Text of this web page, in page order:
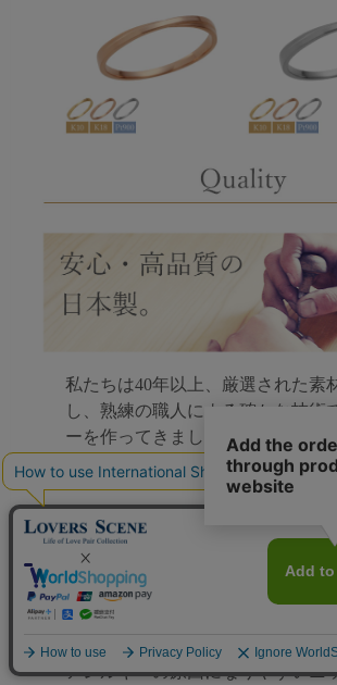
私たちは40年以上、厳選された素
し、熟練の職人による確かな技術
ーを作ってきました。安心で高品
お届けします。
アレルギーの原因になりやすいニ